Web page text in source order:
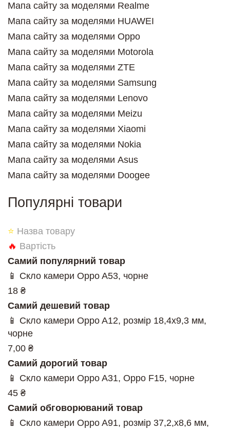
Мапа сайту за моделями Realme
Мапа сайту за моделями HUAWEI
Мапа сайту за моделями Oppo
Мапа сайту за моделями Motorola
Мапа сайту за моделями ZTE
Мапа сайту за моделями Samsung
Мапа сайту за моделями Lenovo
Мапа сайту за моделями Meizu
Мапа сайту за моделями Xiaomi
Мапа сайту за моделями Nokia
Мапа сайту за моделями Asus
Мапа сайту за моделями Doogee
Популярні товари
⭐ Назва товару
🔥 Вартість
Самий популярний товар
📱 Скло камери Oppo A53, чорне
18 ₴
Самий дешевий товар
📱 Скло камери Oppo A12, розмір 18,4x9,3 мм,
чорне
7,00 ₴
Самий дорогий товар
📱 Скло камери Oppo A31, Oppo F15, чорне
45 ₴
Самий обговорюваний товар
📱 Скло камери Oppo A91, розмір 37,2,х8,6 мм,